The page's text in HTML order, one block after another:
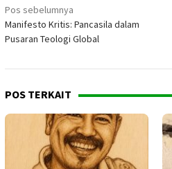
Navigasi
pos
Pos sebelumnya
Manifesto Kritis: Pancasila dalam
Pusaran Teologi Global
POS TERKAIT